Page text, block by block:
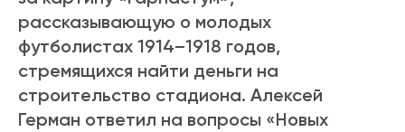
рассказывающую о молодых
футболистах 1914–1918 годов,
стремящихся найти деньги на
строительство стадиона. Алексей
Герман ответил на вопросы «Новых